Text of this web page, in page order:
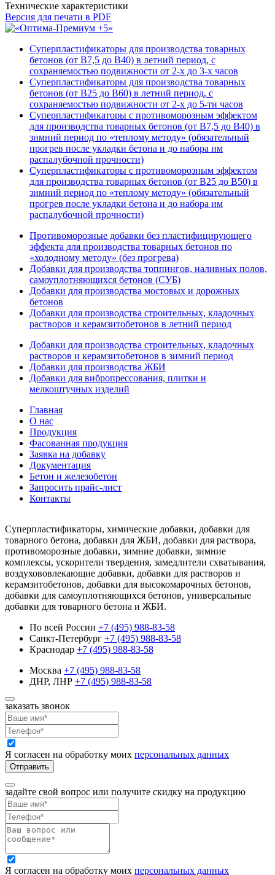
Технические характеристики
Версия для печати в PDF
Суперпластификаторы для производства товарных
бетонов (от В7,5 до В40) в летний период, с
сохраняемостью подвижности от 2-х до 3-х часов
Суперпластификаторы для производства товарных
бетонов (от В25 до В60) в летний период, с
сохраняемостью подвижности от 2-х до 5-ти часов
Суперпластификаторы с противоморозным эффектом
для производства товарных бетонов (от В7,5 до В40) в
зимний период по «теплому методу» (обязательный
прогрев после укладки бетона и до набора им
распалубочной прочности)
Суперпластификаторы с противоморозным эффектом
для производства товарных бетонов (от В25 до В50) в
зимний период по «теплому методу» (обязательный
прогрев после укладки бетона и до набора им
распалубочной прочности)
Противоморозные добавки без пластифицирующего
эффекта для производства товарных бетонов по
«холодному методу» (без прогрева)
Добавки для производства топпингов, наливных полов,
самоуплотняющихся бетонов (СУБ)
Добавки для производства мостовых и дорожных
бетонов
Добавки для производства строительных, кладочных
растворов и керамзитобетонов в летний период
Добавки для производства строительных, кладочных
растворов и керамзитобетонов в зимний период
Добавки для производства ЖБИ
Добавки для вибропрессования, плитки и
мелкоштучных изделий
Главная
О нас
Продукция
Фасованная продукция
Заявка на добавку
Документация
Бетон и железобетон
Запросить прайс-лист
Контакты
Суперпластификаторы, химические добавки, добавки для
товарного бетона, добавки для ЖБИ, добавки для раствора,
противоморозные добавки, зимние добавки, зимние
комплексы, ускорители твердения, замедлители схватывания,
воздухововлекающие добавки, добавки для растворов и
керамзитобетонов, добавки для высокомарочных бетонов,
добавки для самоуплотняющихся бетонов, универсальные
добавки для товарного бетона и ЖБИ.
По всей России +7 (495) 988-83-58
Санкт-Петербург +7 (495) 988-83-58
Краснодар +7 (495) 988-83-58
Москва +7 (495) 988-83-58
ДНР, ЛНР +7 (495) 988-83-58
заказать звонок
Я согласен на обработку моих персональных данных
Отправить
задайте свой вопрос или получите скидку на продукцию
Я согласен на обработку моих персональных данных